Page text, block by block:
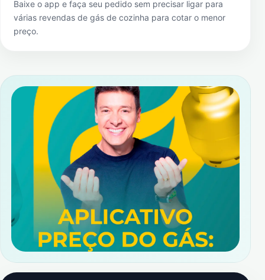
Baixe o app e faça seu pedido sem precisar ligar para
várias revendas de gás de cozinha para cotar o menor
preço.